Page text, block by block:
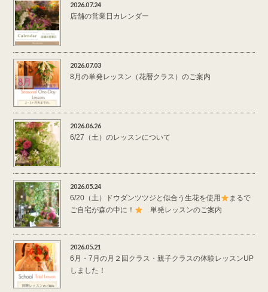
2026.07.24
店舗の営業日カレンダー
2026.07.03
8月の単発レッスン（花暦クラス）のご案内
2026.06.26
6/27（土）のレッスンについて
2026.05.24
6/20（土）ドウダンツツジと似合う生花を使用
まるで
ご自宅が森の中に！
単発レッスンのご案内
2026.05.21
6月・7月の月２回クラス・親子クラスの体験レッスンUP
しました！